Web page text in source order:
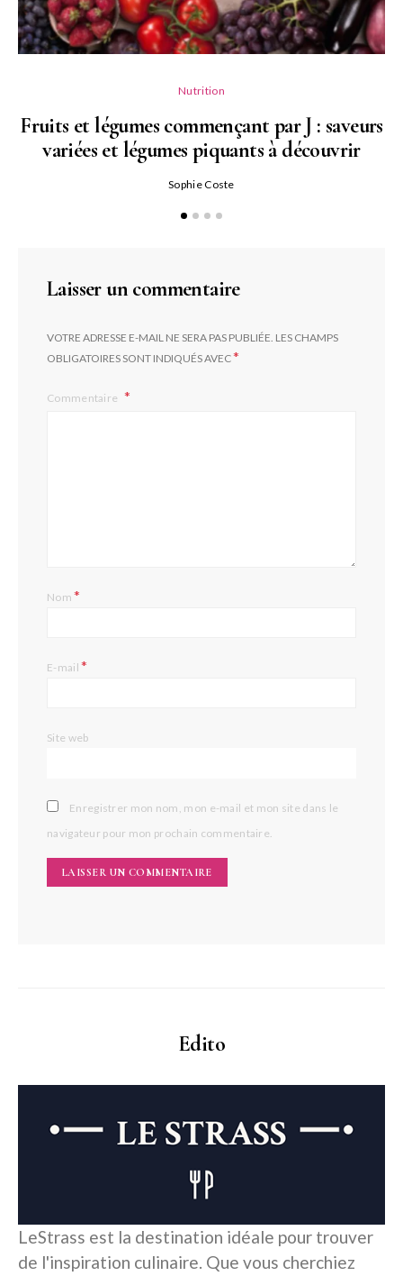
Nutrition
Fruits et légumes commençant par J : saveurs
variées et légumes piquants à découvrir
Sophie Coste
Laisser un commentaire
VOTRE ADRESSE E-MAIL NE SERA PAS PUBLIÉE. LES CHAMPS
OBLIGATOIRES SONT INDIQUÉS AVEC*
Commentaire
Nom*
E-mail*
Site web
Enregistrer mon nom, mon e-mail et mon site dans le
navigateur pour mon prochain commentaire.
Edito
LeStrass est la destination idéale pour trouver
de l'inspiration culinaire. Que vous cherchiez